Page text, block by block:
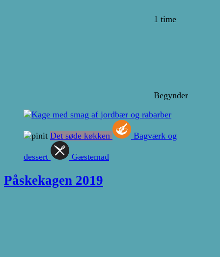
1 time
Begynder
Det søde køkken Bagværk og
dessert Gæstemad
Påskekagen 2019